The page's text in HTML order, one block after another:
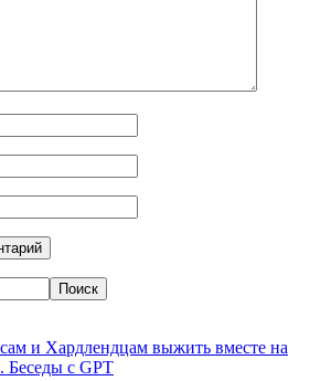
и Хардлендцам выжить вместе на
Беседы с GPT